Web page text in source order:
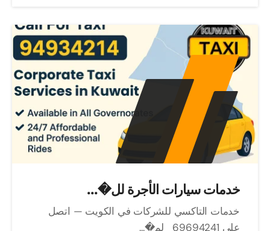
خدمات سيارات الأجرة لل�...
خدمات التاكسي للشركات في الكويت — اتصل
على 69694241 لم�...